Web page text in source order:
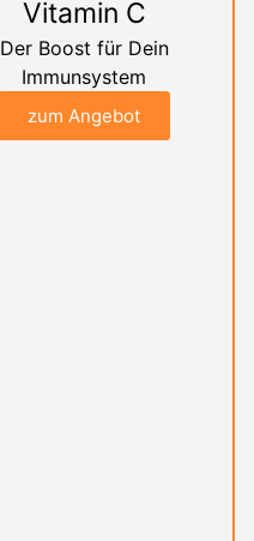
Vitamin C
Der Boost für Dein
Immunsystem
zum Angebot